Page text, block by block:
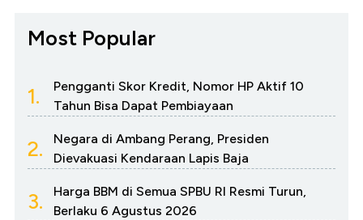
Most Popular
1.
Pengganti Skor Kredit, Nomor HP Aktif 10
Tahun Bisa Dapat Pembiayaan
2.
Negara di Ambang Perang, Presiden
Dievakuasi Kendaraan Lapis Baja
3.
Harga BBM di Semua SPBU RI Resmi Turun,
Berlaku 6 Agustus 2026